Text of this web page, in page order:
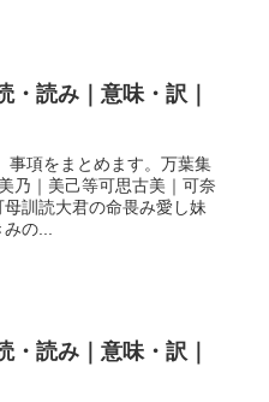
読み｜意味・訳｜
事項をまとめます。万葉集
乃｜美己等可思古美｜可奈
訓読大君の命畏み愛し妹
の...
読み｜意味・訳｜